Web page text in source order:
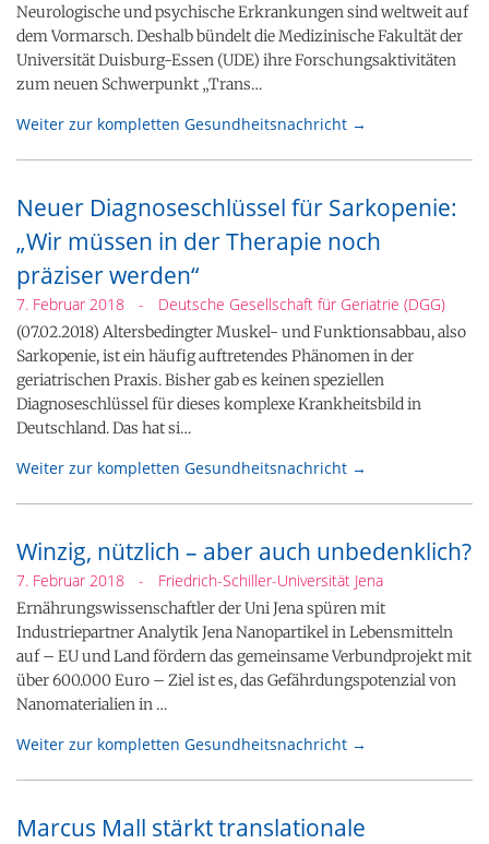
Neurologische und psychische Erkrankungen sind weltweit auf
dem Vormarsch. Deshalb bündelt die Medizinische Fakultät der
Universität Duisburg-Essen (UDE) ihre Forschungsaktivitäten
zum neuen Schwerpunkt „Trans…
Weiter zur kompletten Gesundheitsnachricht →
Neuer Diagnoseschlüssel für Sarkopenie:
„Wir müssen in der Therapie noch
präziser werden“
7. Februar 2018 - Deutsche Gesellschaft für Geriatrie (DGG)
(07.02.2018) Altersbedingter Muskel- und Funktionsabbau, also
Sarkopenie, ist ein häufig auftretendes Phänomen in der
geriatrischen Praxis. Bisher gab es keinen speziellen
Diagnoseschlüssel für dieses komplexe Krankheitsbild in
Deutschland. Das hat si…
Weiter zur kompletten Gesundheitsnachricht →
Winzig, nützlich – aber auch unbedenklich?
7. Februar 2018 - Friedrich-Schiller-Universität Jena
Ernährungswissenschaftler der Uni Jena spüren mit
Industriepartner Analytik Jena Nanopartikel in Lebensmitteln
auf – EU und Land fördern das gemeinsame Verbundprojekt mit
über 600.000 Euro – Ziel ist es, das Gefährdungspotenzial von
Nanomaterialien in …
Weiter zur kompletten Gesundheitsnachricht →
Marcus Mall stärkt translationale